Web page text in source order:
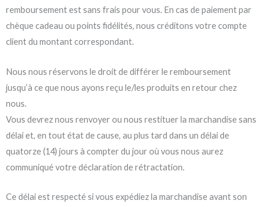
remboursement est sans frais pour vous. En cas de paiement par
chèque cadeau ou points fidélités, nous créditons votre compte
client du montant correspondant.
Nous nous réservons le droit de différer le remboursement
jusqu’à ce que nous ayons reçu le/les produits en retour chez
nous.
Vous devrez nous renvoyer ou nous restituer la marchandise sans
délai et, en tout état de cause, au plus tard dans un délai de
quatorze (14) jours à compter du jour où vous nous aurez
communiqué votre déclaration de rétractation.
Ce délai est respecté si vous expédiez la marchandise avant son